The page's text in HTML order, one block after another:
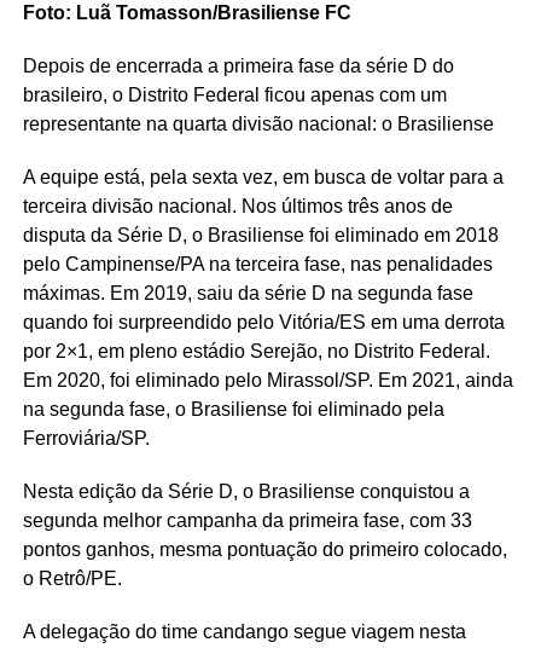
Foto: Luã Tomasson/Brasiliense FC
Depois de encerrada a primeira fase da série D do
brasileiro, o Distrito Federal ficou apenas com um
representante na quarta divisão nacional: o Brasiliense
A equipe está, pela sexta vez, em busca de voltar para a
terceira divisão nacional. Nos últimos três anos de
disputa da Série D, o Brasiliense foi eliminado em 2018
pelo Campinense/PA na terceira fase, nas penalidades
máximas. Em 2019, saiu da série D na segunda fase
quando foi surpreendido pelo Vitória/ES em uma derrota
por 2×1, em pleno estádio Serejão, no Distrito Federal.
Em 2020, foi eliminado pelo Mirassol/SP. Em 2021, ainda
na segunda fase, o Brasiliense foi eliminado pela
Ferroviária/SP.
Nesta edição da Série D, o Brasiliense conquistou a
segunda melhor campanha da primeira fase, com 33
pontos ganhos, mesma pontuação do primeiro colocado,
o Retrô/PE.
A delegação do time candango segue viagem nesta